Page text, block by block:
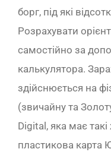
борг, під які
Розрахувати
самостійно за
калькулятора.
здійснюється на
(звичайну та
Digital, яка має такі
пластикова карта